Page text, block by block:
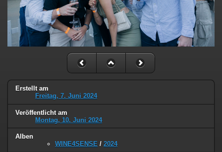
Erstellt am
Freitag, 7. Juni 2024
Veröffentlicht am
Montag, 10. Juni 2024
Alben
WINE4SENSE / 2024